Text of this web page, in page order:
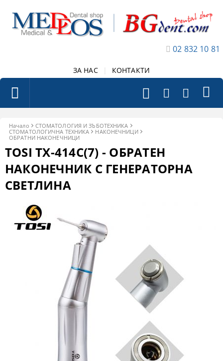
02 832 10 81
ЗА НАС КОНТАКТИ
Начало
СТОМАТОЛОГИЯ И ЗЪБОТЕХНИКА
СТОМАТОЛОГИЧНА ТЕХНИКА
НАКОНЕЧНИЦИ
ОБРАТНИ НАКОНЕЧНИЦИ
TOSI TX-414C(7) - ОБРАТЕН
НАКОНЕЧНИК С ГЕНЕРАТОРНА
СВЕТЛИНА